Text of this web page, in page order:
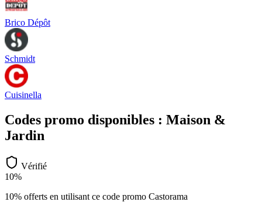
Brico Dépôt
Schmidt
Cuisinella
Codes promo disponibles : Maison &
Jardin
Vérifié
10%
10% offerts en utilisant ce code promo Castorama